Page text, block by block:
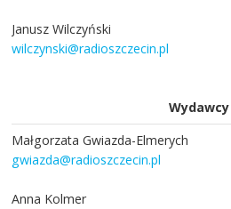
Janusz Wilczyński
wilczynski@radioszczecin.pl
Wydawcy
Małgorzata Gwiazda-Elmerych
gwiazda@radioszczecin.pl
Anna Kolmer